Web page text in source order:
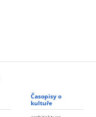
Časopisy o
kultuře